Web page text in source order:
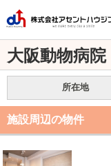
大阪動物病院
所在地
施設周辺の物件